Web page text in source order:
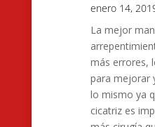
enero 14,
La mejor
más errores,
para mejorar
lo mismo ya
cicatriz es